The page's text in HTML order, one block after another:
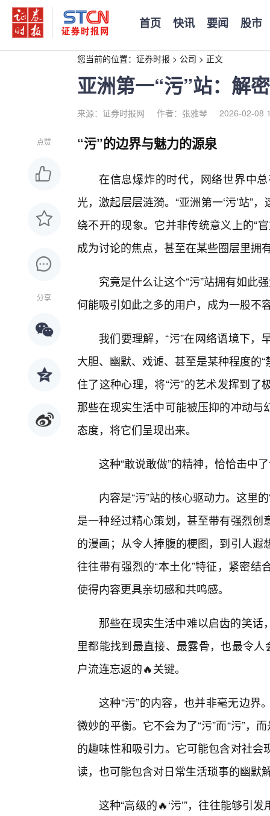
首页 快讯 要闻 股市
您当前的位置： 证券时报 > 公司 > 正文
亚洲第一“污”站：解
来源：证券时报网 作者：张雅琴 2026-02-08
点赞
分享
“污”的边界与魅力的源泉
在信息爆炸的时代，网络世界中
光，激起层层涟漪。“亚洲第一‘污’站”
绕不开的现象。它并非传统意义上的“
成为讨论的焦点，甚至在某些圈层里拥
究竟是什么让这个“污”站拥有如此
何能吸引如此之多的用户，成为一股不
我们要理解，“污”在网络语境下
大胆、幽默、戏谑、甚至是某种程度的
住了这种心理，将“污”的艺术发挥到
那些在现实生活中可能被压抑的冲动
态度，将它们呈现出来。
这种“敢说敢做”的精神，恰恰击中
内容是“污”站的核心驱动力。这里
是一种经过精心策划，甚至带有强烈
的漫画；从令人捧腹的梗图，到引人
往往带有强烈的“本土化”特征，紧密
使得内容更具亲切感和共鸣感。
那些在现实生活中难以启齿的笑
里都能找到最直接、最露骨，也最令
户流连忘返的🔥关键。
这种“污”的内容，也并非毫无边界
微妙的平衡。它不会为了“污”而“污”，
的趣味性和吸引力。它可能包含对社
读，也可能包含对日常生活琐事的幽默
这种“高级的🔥‘污’”，往往能够引